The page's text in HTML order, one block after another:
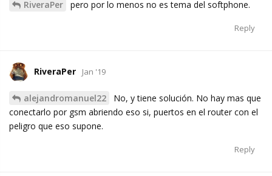
RiveraPer pero por lo menos no es tema del softphone.
Reply
RiveraPer Jan '19
alejandromanuel22
No, y tiene solución. No hay mas que
conectarlo por gsm abriendo eso si, puertos en el router con el
peligro que eso supone.
Reply